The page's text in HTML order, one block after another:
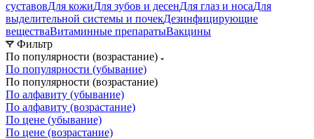
суставовДля кожиДля зубов и десенДля глаз и носаДля
выделительной системы и почекДезинфицирующие
веществаВитаминные препаратыВакцины
Фильтр
По популярности (возрастание)
По популярности (убывание)
По популярности (возрастание)
По алфавиту (убывание)
По алфавиту (возрастание)
По цене (убывание)
По цене (возрастание)